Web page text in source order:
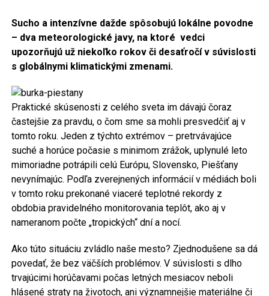
Sucho a intenzívne dažde spôsobujú lokálne povodne
– dva meteorologické javy, na ktoré vedci
upozorňujú už niekoľko rokov či desaťročí v súvislosti
s globálnymi klimatickými zmenami.
Praktické skúsenosti z celého sveta im dávajú čoraz
častejšie za pravdu, o čom sme sa mohli presvedčiť aj v
tomto roku. Jeden z týchto extrémov – pretrvávajúce
suché a horúce počasie s minimom zrážok, uplynulé leto
mimoriadne potrápili celú Európu, Slovensko, Piešťany
nevynímajúc. Podľa zverejnených informácií v médiách boli
v tomto roku prekonané viaceré teplotné rekordy z
obdobia pravidelného monitorovania teplôt, ako aj v
nameranom počte „tropických“ dní a nocí.
Ako túto situáciu zvládlo naše mesto? Zjednodušene sa dá
povedať, že bez väčších problémov. V súvislosti s dlho
trvajúcimi horúčavami počas letných mesiacov neboli
hlásené straty na životoch, ani významnejšie materiálne či